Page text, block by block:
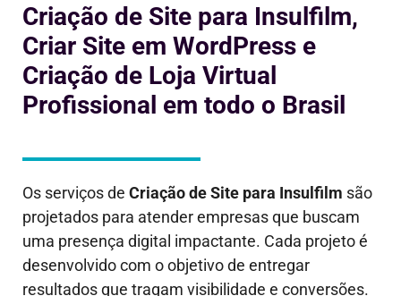
Criação de Site para Insulfilm,
Criar Site em WordPress e
Criação de Loja Virtual
Profissional em todo o Brasil
Os serviços de Criação de Site para Insulfilm são
projetados para atender empresas que buscam
uma presença digital impactante. Cada projeto é
desenvolvido com o objetivo de entregar
resultados que tragam visibilidade e conversões.